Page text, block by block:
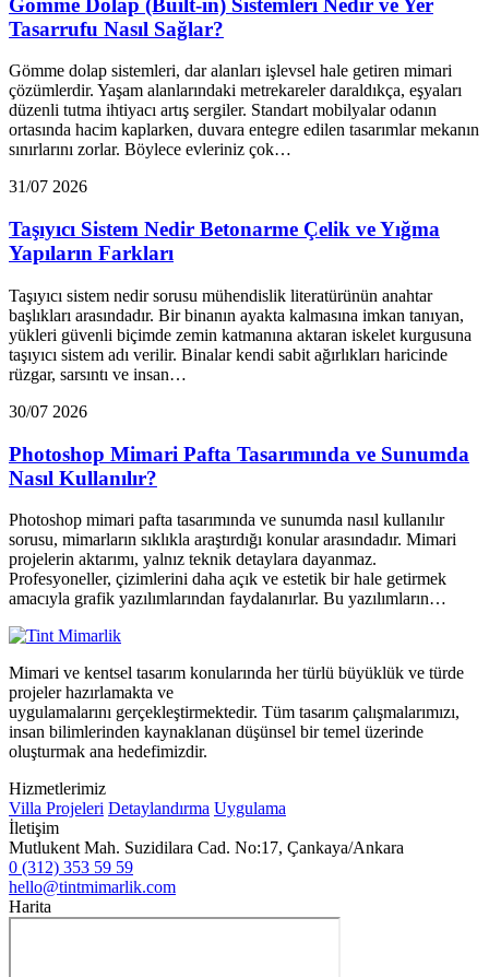
Gömme Dolap (Built-in) Sistemleri Nedir ve Yer
Tasarrufu Nasıl Sağlar?
Gömme dolap sistemleri, dar alanları işlevsel hale getiren mimari
çözümlerdir. Yaşam alanlarındaki metrekareler daraldıkça, eşyaları
düzenli tutma ihtiyacı artış sergiler. Standart mobilyalar odanın
ortasında hacim kaplarken, duvara entegre edilen tasarımlar mekanın
sınırlarını zorlar. Böylece evleriniz çok…
31/07 2026
Taşıyıcı Sistem Nedir Betonarme Çelik ve Yığma
Yapıların Farkları
Taşıyıcı sistem nedir sorusu mühendislik literatürünün anahtar
başlıkları arasındadır. Bir binanın ayakta kalmasına imkan tanıyan,
yükleri güvenli biçimde zemin katmanına aktaran iskelet kurgusuna
taşıyıcı sistem adı verilir. Binalar kendi sabit ağırlıkları haricinde
rüzgar, sarsıntı ve insan…
30/07 2026
Photoshop Mimari Pafta Tasarımında ve Sunumda
Nasıl Kullanılır?
Photoshop mimari pafta tasarımında ve sunumda nasıl kullanılır
sorusu, mimarların sıklıkla araştırdığı konular arasındadır. Mimari
projelerin aktarımı, yalnız teknik detaylara dayanmaz.
Profesyoneller, çizimlerini daha açık ve estetik bir hale getirmek
amacıyla grafik yazılımlarından faydalanırlar. Bu yazılımların…
Mimari ve kentsel tasarım konularında her türlü büyüklük ve türde
projeler hazırlamakta ve
uygulamalarını gerçekleştirmektedir. Tüm tasarım çalışmalarımızı,
insan bilimlerinden kaynaklanan düşünsel bir temel üzerinde
oluşturmak ana hedefimizdir.
Hizmetlerimiz
Villa Projeleri Detaylandırma Uygulama
İletişim
Mutlukent Mah. Suzidilara Cad. No:17, Çankaya/Ankara
0 (312) 353 59 59
hello@tintmimarlik.com
Harita